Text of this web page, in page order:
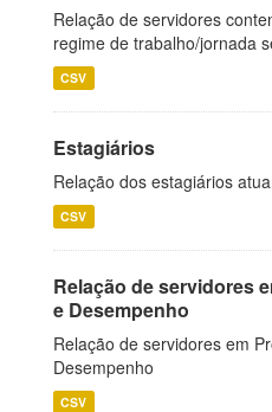
Relação de servidores
regime de trabalho/jornada
CSV
Estagiários
Relação dos estagiários
CSV
Relação de servidores
e Desempenho
Relação de servidores em
Desempenho
CSV